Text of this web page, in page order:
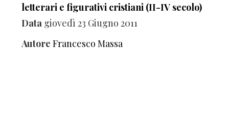
letterari e figurativi cristiani (II-IV secolo)
Data giovedì 23 Giugno 2011
Autore Francesco Massa